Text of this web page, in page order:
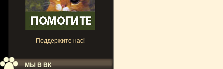
Поддержите нас!
МЫ В ВК